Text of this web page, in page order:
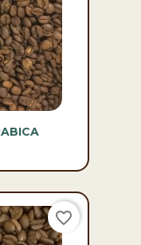
favorite_border